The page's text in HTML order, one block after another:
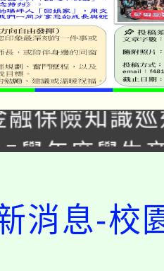
學年度第
師甄選結果(
融保險知識
學年度學生
師甄選結果(
學年度第
師甄選結果(
化大學推廣
消息-校